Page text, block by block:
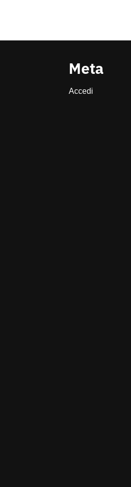
Meta
Accedi